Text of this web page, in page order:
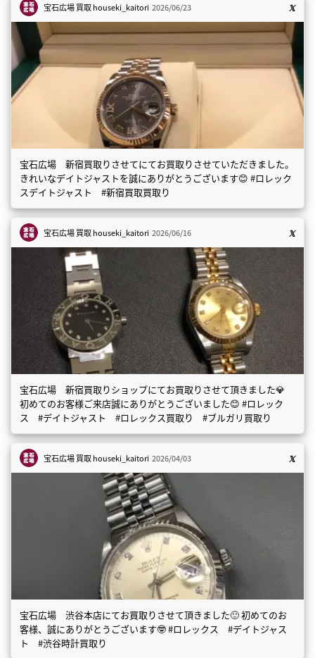
宝石広場 買取houseki_kaitori 2026/06/23
宝石広場 新宿買取りさせてにてお買取りさせていただきました。
きれいなデイトジャストを誠にありがとうございます😊 #ロレック
スデイトジャスト #新宿買取買取り
宝石広場 買取houseki_kaitori 2026/06/16
宝石広場 新宿買取りショップにてお買取りさせて頂きました💎
初めてのお客様ご来店誠にありがとうございました😊 #ロレック
ス #デイトジャスト #ロレックス買取り #ブルガリ買取り
宝石広場 買取houseki_kaitori 2026/04/03
宝石広場 渋谷本店にてお買取りさせて頂きました🙂 初めてのお
客様、誠にありがとうございます🤓 #ロレックス #デイトジャス
ト #渋谷時計買取り